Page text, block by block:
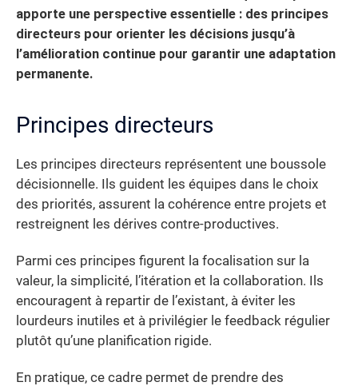
apporte une perspective essentielle : des principes
directeurs pour orienter les décisions jusqu’à
l’amélioration continue pour garantir une adaptation
permanente.
Principes directeurs
Les principes directeurs représentent une boussole
décisionnelle. Ils guident les équipes dans le choix
des priorités, assurent la cohérence entre projets et
restreignent les dérives contre-productives.
Parmi ces principes figurent la focalisation sur la
valeur, la simplicité, l’itération et la collaboration. Ils
encouragent à repartir de l’existant, à éviter les
lourdeurs inutiles et à privilégier le feedback régulier
plutôt qu’une planification rigide.
En pratique, ce cadre permet de prendre des